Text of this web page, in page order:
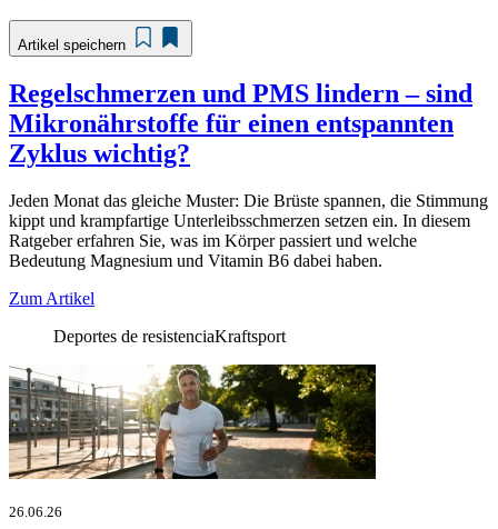
Artikel speichern
Regelschmerzen und PMS lindern – sind
Mikronährstoffe für einen entspannten
Zyklus wichtig?
Jeden Monat das gleiche Muster: Die Brüste spannen, die Stimmung
kippt und krampfartige Unterleibsschmerzen setzen ein. In diesem
Ratgeber erfahren Sie, was im Körper passiert und welche
Bedeutung Magnesium und Vitamin B6 dabei haben.
Zum Artikel
Deportes de resistenciaKraftsport
26.06.26